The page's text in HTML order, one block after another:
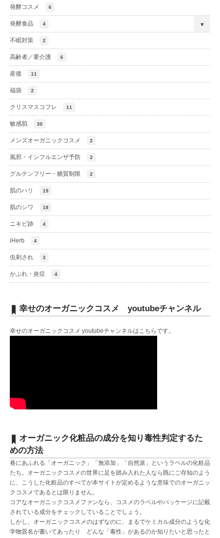
発酵コスメ 6
発酵食品 4
不眠対策 2
高齢者／要介護 6
産後 11
福袋 2
クリスマスコフレ 11
敏感肌 30
メンズオーガニックコスメ 2
風邪・インフルエンザ予防 2
グルテンフリー・糖質制限 2
肌のハリ 19
肌のシワ 18
ニキビ跡 4
iHerb 4
虫刺され 3
かぶれ・炎症 4
幸せのオーガニックコスメ youtubeチャンネル
幸せのオーガニックコスメ youtubeチャンネルはこちらです。
オーガニック化粧品の成分を知り毒性判定するた
めの方法
巷にあふれる「オーガニック」「無添加」「自然派」というラベルの化粧品
たち。オーガニックコスメの世界に足を踏み入れた人なら既にご存知のよう
に、こうした化粧品のすべてが本サイトが定めるような意味でのオーガニッ
クコスメであるとは限りません。
コアなオーガニックコスメファンなら、コスメのラベルやパッケージに記載
されている成分をチェックしていることでしょう。
しかし、オーガニックコスメのはずなのに、まるでケミカル成分のような化
学物質名が書いてあったり どんな「毒性」があるのか知りたいと思ったと